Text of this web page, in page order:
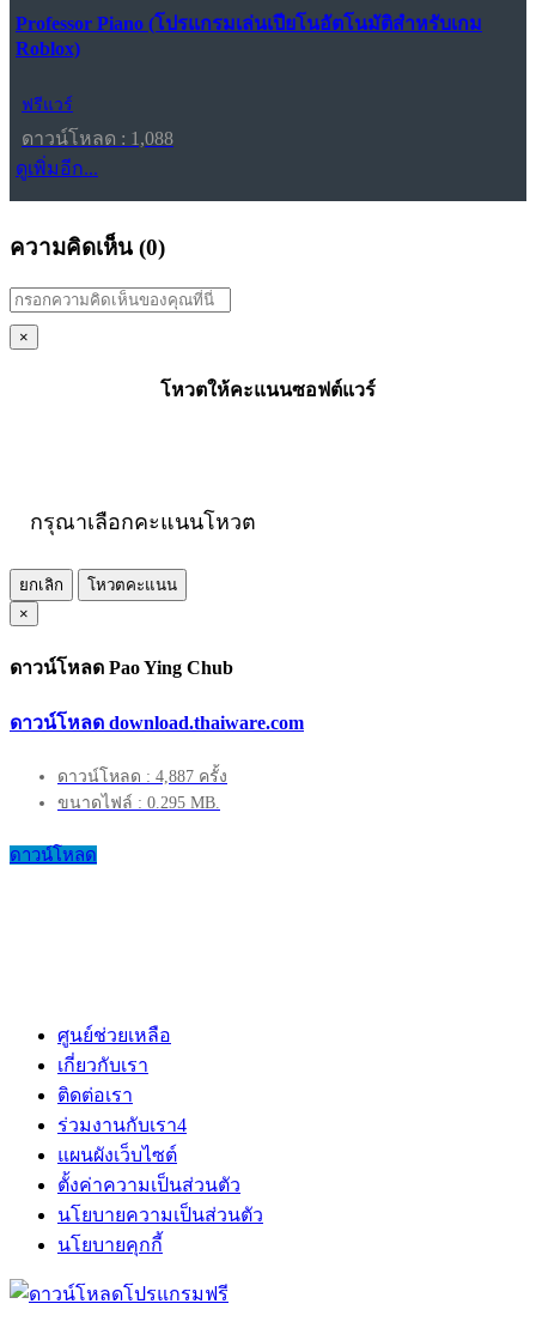
Professor Piano (โปรแกรมเล่นเปียโนอัตโนมัติสำหรับเกม
Roblox)
ฟรีแวร์
ดาวน์โหลด : 1,088
ดูเพิ่มอีก...
ความคิดเห็น (0)
×
โหวตให้คะแนนซอฟต์แวร์
กรุณาเลือกคะแนนโหวต
ยกเลิก
โหวตคะแนน
×
ดาวน์โหลด Pao Ying Chub
ดาวน์โหลด download.thaiware.com
ดาวน์โหลด : 4,887 ครั้ง
ขนาดไฟล์ : 0.295 MB.
ดาวน์โหลด
ศูนย์ช่วยเหลือ
เกี่ยวกับเรา
ติดต่อเรา
ร่วมงานกับเรา4
แผนผังเว็บไซต์
ตั้งค่าความเป็นส่วนตัว
นโยบายความเป็นส่วนตัว
นโยบายคุกกี้